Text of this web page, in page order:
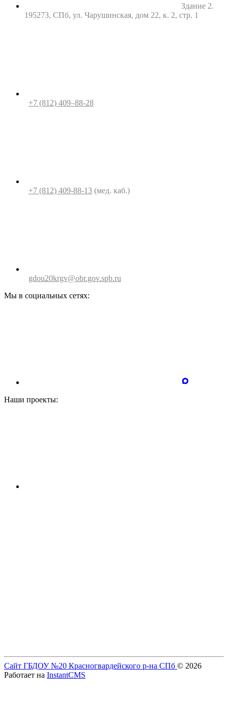
Здание 2.
195273, СПб, ул. Чарушинская, дом 22, к. 2, стр. 1
+7 (812) 409–88-28
+7 (812) 409-88-13 (мед. каб.)
gdou20krgv@obr.gov.spb.ru
Мы в социальных сетях:
Наши проекты:
Сайт ГБДОУ №20 Красногвардейского р-на СПб © 2026
Работает на InstantCMS